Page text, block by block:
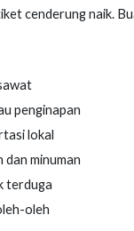
cenderung naik.
penginapan
lokal
dan minuman
terduga
oleh